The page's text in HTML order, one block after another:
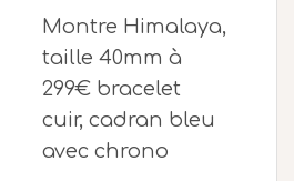
Montre Himalaya,
taille 40mm à
299€ bracelet
cuir, cadran bleu
avec chrono